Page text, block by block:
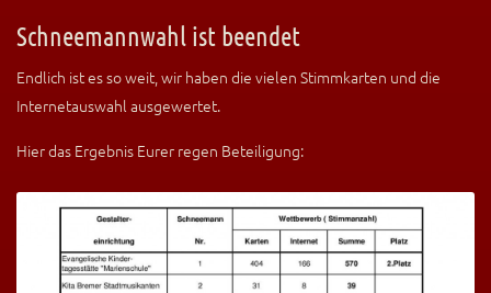
Schneemannwahl ist beendet
Endlich ist es so weit, wir haben die vielen Stimmkarten und die
Internetauswahl ausgewertet.
Hier das Ergebnis Eurer regen Beteiligung: